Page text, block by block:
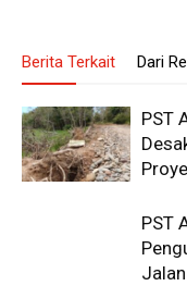
Berita Terkait Dari
PST
PST